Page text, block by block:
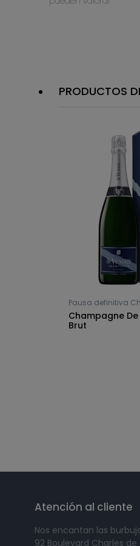
PRODUCTOS
Pausa definitiva
Champagne
Brut
Atención al cliente
Nos encantan las
92 Boulevard Charles de